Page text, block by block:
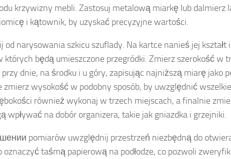
krzywizny mebli. Zastosuj metalową miarkę lub dalmierz
i kątownik, by uzyskać precyzyjne wartości.
od narysowania szkicu szuflady. Na kartce nanieś jej kształt
których będą umieszczone przegródki. Zmierz szerokość w
dnie, na środku i u góry, zapisując najniższą miarę jako
zmierz wysokość w podobny sposób, by uwzględnić
również wykonaj w trzech miejscach, a finalnie
wpływać na dobór organizera, takie jak gniazdka i grzejniki.
pomiarów uwzględnij przestrzeń niezbędną do
oznaczyć taśmą papierową na podłodze, co pozwoli